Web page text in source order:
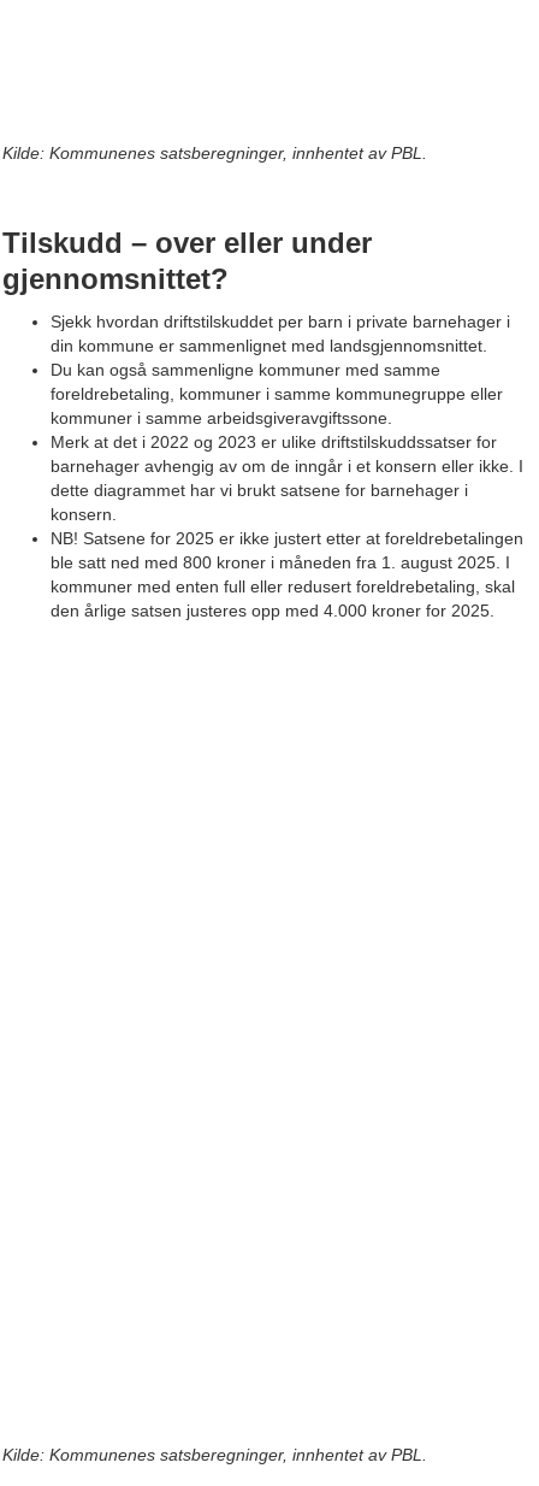
Kilde: Kommunenes satsberegninger, innhentet av PBL.
Tilskudd – over eller under
gjennomsnittet?​
Sjekk hvordan driftstilskuddet per barn i private barnehager i
din kommune er sammenlignet med landsgjennomsnittet.
Du kan også sammenligne kommuner med samme
foreldrebetaling, kommuner i samme kommunegruppe eller
kommuner i samme arbeidsgiveravgiftssone.
Merk at det i 2022 og 2023 er ulike driftstilskuddssatser for
barnehager avhengig av om de inngår i et konsern eller ikke. I
dette diagrammet har vi brukt satsene for barnehager i
konsern.
NB! Satsene for 2025 er ikke justert etter at foreldrebetalingen
ble satt ned med 800 kroner i måneden fra 1. august 2025. I
kommuner med enten full eller redusert foreldrebetaling, skal
den årlige satsen justeres opp med 4.000 kroner for 2025.
Kilde: Kommunenes satsberegninger, innhentet av PBL.